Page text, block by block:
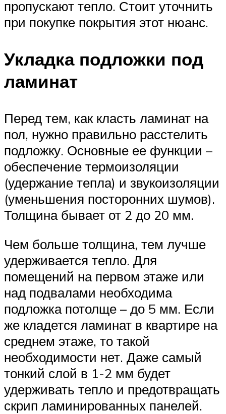
пропускают тепло. Стоит уточнить
при покупке покрытия этот нюанс.
Укладка подложки под
ламинат
Перед тем, как класть ламинат на
пол, нужно правильно расстелить
подложку. Основные ее функции –
обеспечение термоизоляции
(удержание тепла) и звукоизоляции
(уменьшения посторонних шумов).
Толщина бывает от 2 до 20 мм.
Чем больше толщина, тем лучше
удерживается тепло. Для
помещений на первом этаже или
над подвалами необходима
подложка потолще – до 5 мм. Если
же кладется ламинат в квартире на
среднем этаже, то такой
необходимости нет. Даже самый
тонкий слой в 1-2 мм будет
удерживать тепло и предотвращать
скрип ламинированных панелей.